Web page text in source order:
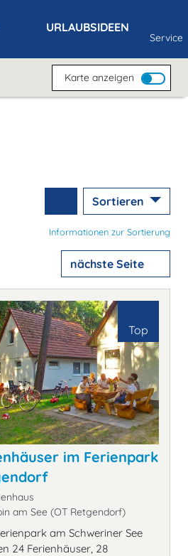
URLAUBSIDEEN
Service
Karte anzeigen
Sortieren
Informationen zur Sortierung
nächste Seite
Top
im Ferienpark
am See (OT Retgendorf)
am Schweriner See
24 Ferienhäuser, 28